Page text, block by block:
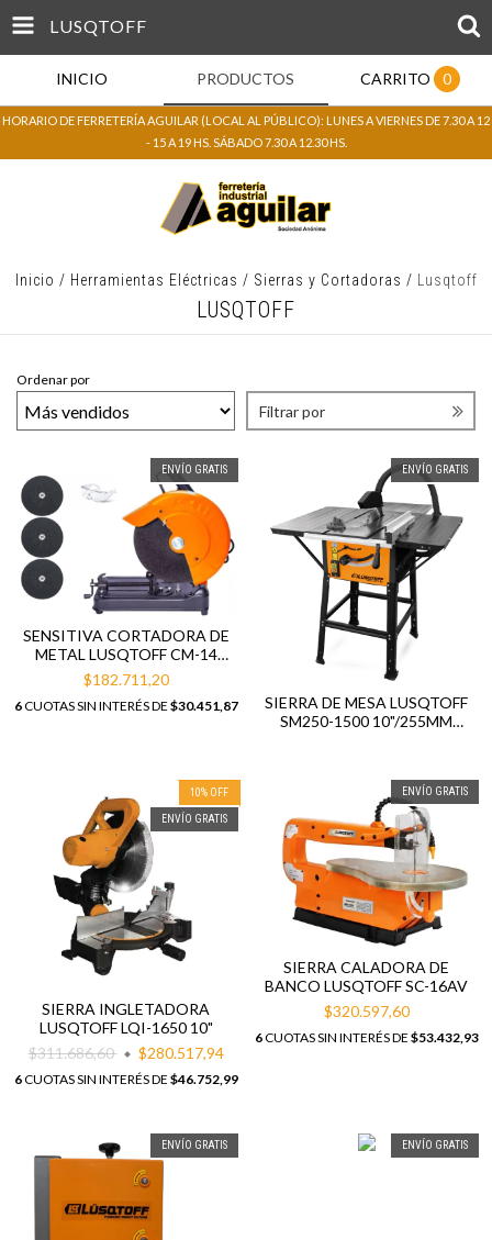
LUSQTOFF
INICIO PRODUCTOS CARRITO 0
HORARIO DE FERRETERÍA AGUILAR (LOCAL AL PÚBLICO): LUNES A VIERNES DE 7.30 A 12
- 15 A 19 HS. SÁBADO 7.30 A 12.30 HS.
Inicio / Herramientas Eléctricas / Sierras y Cortadoras / Lusqtoff
LUSQTOFF
Ordenar por
Filtrar por
ENVÍO GRATIS
SENSITIVA CORTADORA DE
METAL LUSQTOFF CM-14
2000W 355MM + 3 DISCOS +
ANTEOJO SEG
$182.711,20
6CUOTAS SIN INTERÉS DE $30.451,87
ENVÍO GRATIS
SIERRA DE MESA LUSQTOFF
SM250-1500 10"/255MM
10% OFF
ENVÍO GRATIS
SIERRA INGLETADORA
LUSQTOFF LQI-1650 10"
$311.686,60
$280.517,94
6CUOTAS SIN INTERÉS DE $46.752,99
ENVÍO GRATIS
SIERRA CALADORA DE
BANCO LUSQTOFF SC-16AV
$320.597,60
6CUOTAS SIN INTERÉS DE $53.432,93
ENVÍO GRATIS ENVÍO GRATIS